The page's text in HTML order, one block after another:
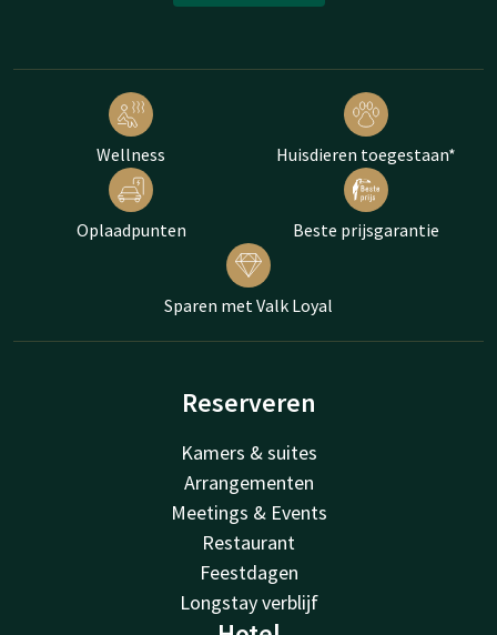
Wellness Huisdieren toegestaan*
Oplaadpunten Beste prijsgarantie
Sparen met Valk Loyal
Reserveren
Kamers & suites
Arrangementen
Meetings & Events
Restaurant
Feestdagen
Longstay verblijf